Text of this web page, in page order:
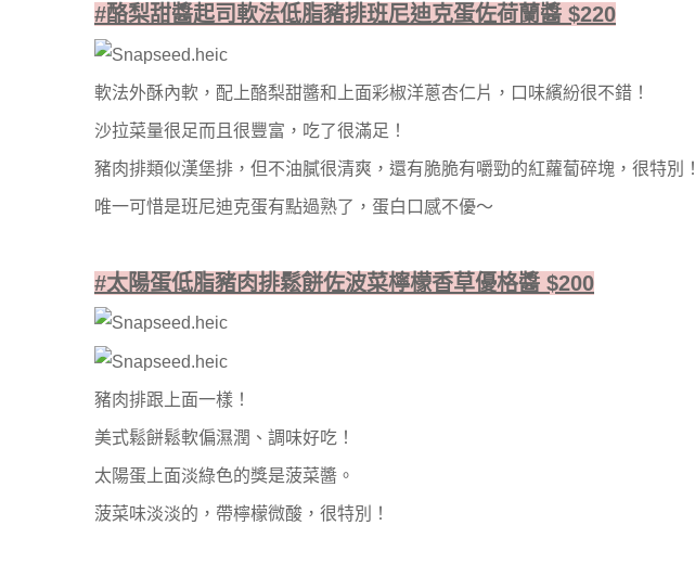
#酪梨甜醬起司軟法低脂豬排班尼迪克蛋佐荷蘭醬 $220
軟法外酥內軟，配上酪梨甜醬和上面彩椒洋蔥杏仁片，口味繽紛很不錯！
沙拉菜量很足而且很豐富，吃了很滿足！
豬肉排類似漢堡排，但不油膩很清爽，還有脆脆有嚼勁的紅蘿蔔碎塊，很特別！
唯一可惜是班尼迪克蛋有點過熟了，蛋白口感不優～
#太陽蛋低脂豬肉排鬆餅佐波菜檸檬香草優格醬 $200
豬肉排跟上面一樣！
美式鬆餅鬆軟偏濕潤、調味好吃！
太陽蛋上面淡綠色的獎是菠菜醬。
菠菜味淡淡的，帶檸檬微酸，很特別！